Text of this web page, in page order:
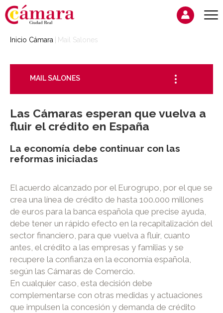
Inicio Cámara Mail Salones
MAIL SALONES
Las Cámaras esperan que vuelva a
fluir el crédito en España
La economía debe continuar con las
reformas iniciadas
El acuerdo alcanzado por el Eurogrupo, por el que se
crea una línea de crédito de hasta 100.000 millones
de euros para la banca española que precise ayuda,
debe tener un rápido efecto en la recapitalización del
sector financiero, para que vuelva a fluir, cuanto
antes, el crédito a las empresas y familias y se
recupere la confianza en la economía española,
según las Cámaras de Comercio.
En cualquier caso, esta decisión debe
complementarse con otras medidas y actuaciones
que impulsen la concesión y demanda de crédito